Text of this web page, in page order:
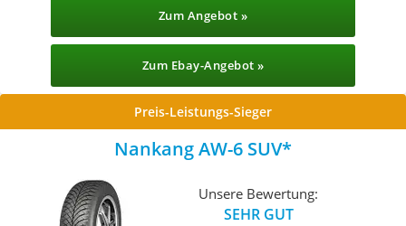
Zum Angebot »
Zum Ebay-Angebot »
Preis-Leistungs-Sieger
Nankang AW-6 SUV
Unsere Bewertung:
SEHR GUT